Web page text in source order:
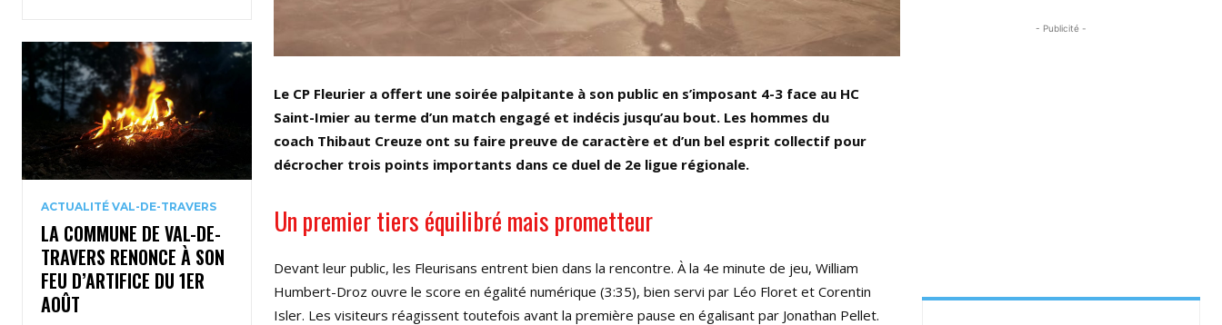
ACTUALITÉ VAL-DE-TRAVERS
LA COMMUNE DE VAL-DE-
TRAVERS RENONCE À SON
FEU D’ARTIFICE DU 1ER
AOÛT
Le CP Fleurier a offert une soirée palpitante à son public en s’imposant 4-3 face au HC
Saint-Imier au terme d’un match engagé et indécis jusqu’au bout. Les hommes du
coach Thibaut Creuze ont su faire preuve de caractère et d’un bel esprit collectif pour
décrocher trois points importants dans ce duel de 2e ligue régionale.
Un premier tiers équilibré mais prometteur
Devant leur public, les Fleurisans entrent bien dans la rencontre. À la 4e minute de jeu, William
Humbert-Droz ouvre le score en égalité numérique (3:35), bien servi par Léo Floret et Corentin
Isler. Les visiteurs réagissent toutefois avant la première pause en égalisant par Jonathan Pellet.
- Publicité -